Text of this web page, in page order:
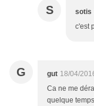
S sotis
c'est
G gut 18/04/
Ca ne me
quelque